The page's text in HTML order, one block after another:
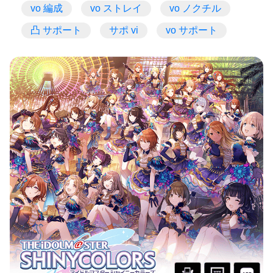
vo 編成 vo ストレイ vo ノクチル
凸 サポート サポ vi vo サポート